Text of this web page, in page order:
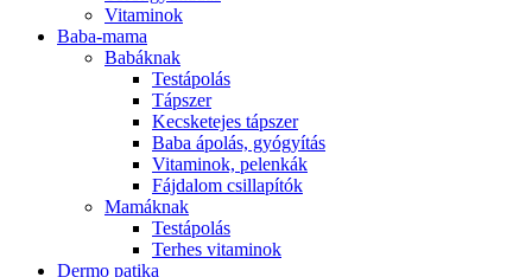
Vitaminok
Baba-mama
Babáknak
Testápolás
Tápszer
Kecsketejes tápszer
Baba ápolás, gyógyítás
Vitaminok, pelenkák
Fájdalom csillapítók
Mamáknak
Testápolás
Terhes vitaminok
Dermo patika